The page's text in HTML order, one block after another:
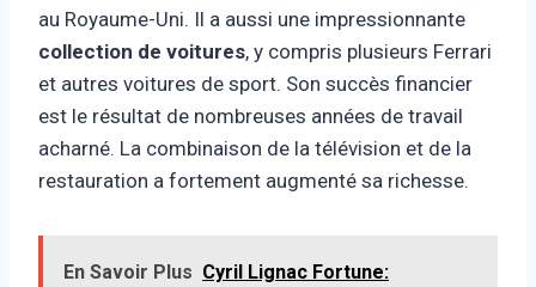
au Royaume-Uni. Il a aussi une impressionnante
collection de voitures, y compris plusieurs Ferrari
et autres voitures de sport. Son succès financier
est le résultat de nombreuses années de travail
acharné. La combinaison de la télévision et de la
restauration a fortement augmenté sa richesse.
En Savoir Plus Cyril Lignac Fortune: